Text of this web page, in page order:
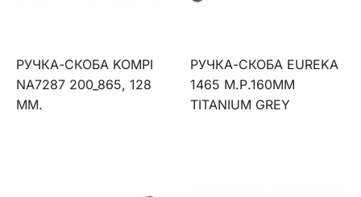
РУЧКА-СКОБА KOMPI
NA7287 200_865, 128
ММ.
РУЧКА-СКОБА EUREKA
1465 М.Р.160ММ
TITANIUM GREY